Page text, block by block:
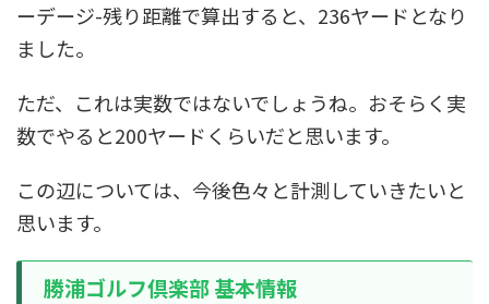
ーデージ-残り距離で算出すると、236ヤードとなり
ました。
ただ、これは実数ではないでしょうね。おそらく実
数でやると200ヤードくらいだと思います。
この辺については、今後色々と計測していきたいと
思います。
勝浦ゴルフ倶楽部 基本情報